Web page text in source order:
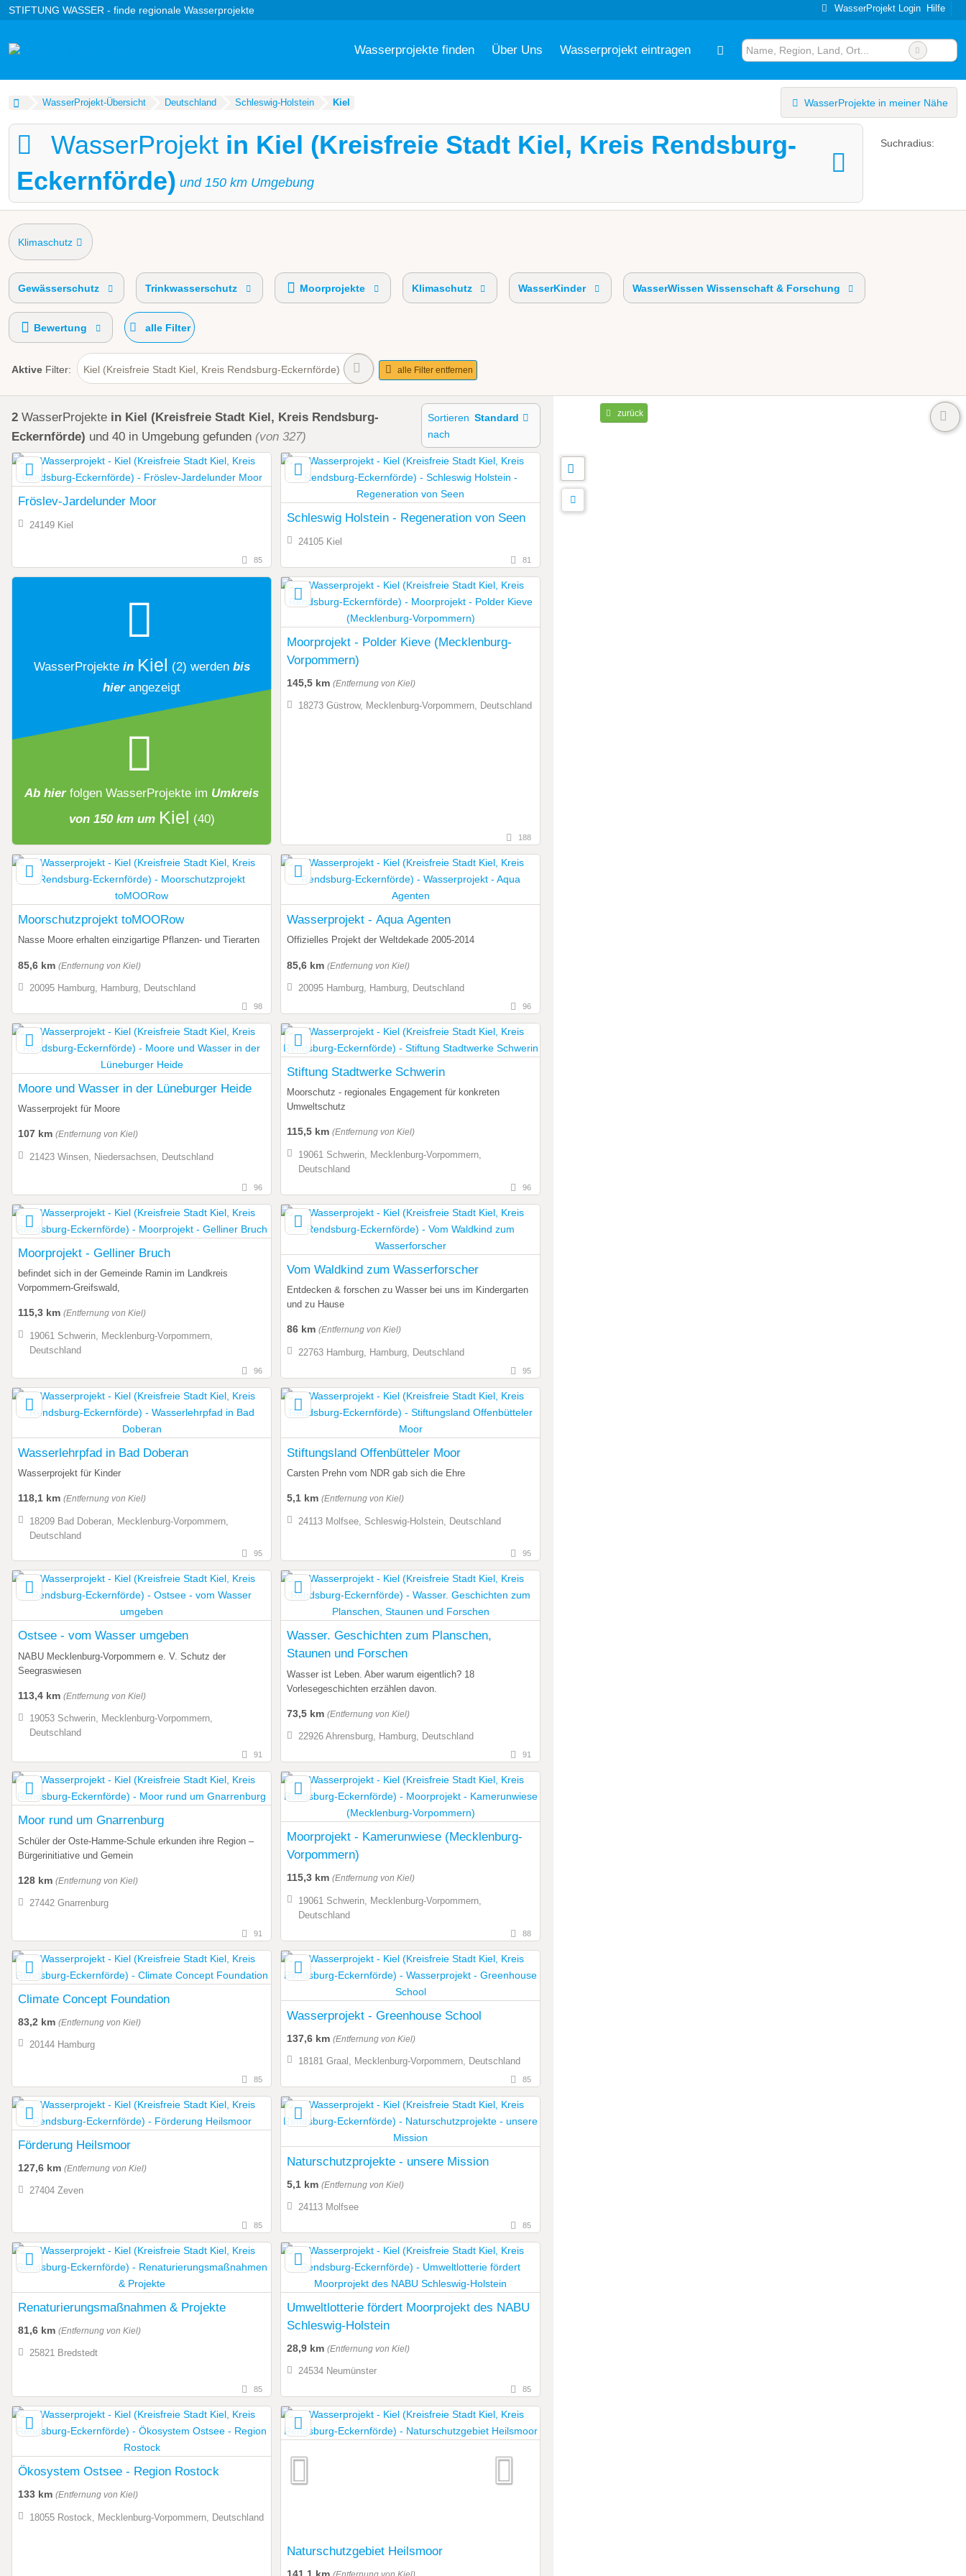
STIFTUNG WASSER - finde regionale Wasserprojekte WasserProjekt Login Hilfe
Wasserprojekte finden Über Uns Wasserprojekt eintragen
WasserProjekt-Übersicht Deutschland Schleswig-Holstein Kiel WasserProjekte in meiner Nähe
WasserProjekt in Kiel (Kreisfreie Stadt Kiel, Kreis Rendsburg-
Eckernförde) und 150 km Umgebung
Suchradius:
Klimaschutz
Gewässerschutz Trinkwasserschutz Moorprojekte Klimaschutz WasserKinder WasserWissen Wissenschaft & Forschung
Bewertung alle Filter
Aktive Filter: Kiel (Kreisfreie Stadt Kiel, Kreis Rendsburg-Eckernförde) alle Filter entfernen
2 WasserProjekte in Kiel (Kreisfreie Stadt Kiel, Kreis Rendsburg-
Eckernförde) und 40 in Umgebung gefunden (von 327)
Sortieren
nach
Standard
Fröslev-Jardelunder Moor
24149 Kiel
85
Schleswig Holstein - Regeneration von Seen
24105 Kiel
81
WasserProjekte in Kiel (2) werden bis
hierangezeigt
Ab hier folgen WasserProjekte im Umkreis
von 150 km um Kiel (40)
Moorprojekt - Polder Kieve (Mecklenburg-
Vorpommern)
145,5 km (Entfernung von Kiel)
18273 Güstrow, Mecklenburg-Vorpommern, Deutschland
188
Moorschutzprojekt toMOORow
Nasse Moore erhalten einzigartige Pflanzen- und Tierarten
85,6 km (Entfernung von Kiel)
20095 Hamburg, Hamburg, Deutschland
98
Wasserprojekt - Aqua Agenten
Offizielles Projekt der Weltdekade 2005-2014
85,6 km (Entfernung von Kiel)
20095 Hamburg, Hamburg, Deutschland
96
Moore und Wasser in der Lüneburger Heide
Wasserprojekt für Moore
107 km (Entfernung von Kiel)
21423 Winsen, Niedersachsen, Deutschland
96
Stiftung Stadtwerke Schwerin
Moorschutz - regionales Engagement für konkreten
Umweltschutz
115,5 km (Entfernung von Kiel)
19061 Schwerin, Mecklenburg-Vorpommern,
Deutschland
96
Moorprojekt - Gelliner Bruch
befindet sich in der Gemeinde Ramin im Landkreis
Vorpommern-Greifswald,
115,3 km (Entfernung von Kiel)
19061 Schwerin, Mecklenburg-Vorpommern,
Deutschland
96
Vom Waldkind zum Wasserforscher
Entdecken & forschen zu Wasser bei uns im Kindergarten
und zu Hause
86 km (Entfernung von Kiel)
22763 Hamburg, Hamburg, Deutschland
95
Wasserlehrpfad in Bad Doberan
Wasserprojekt für Kinder
118,1 km (Entfernung von Kiel)
18209 Bad Doberan, Mecklenburg-Vorpommern,
Deutschland
95
Stiftungsland Offenbütteler Moor
Carsten Prehn vom NDR gab sich die Ehre
5,1 km (Entfernung von Kiel)
24113 Molfsee, Schleswig-Holstein, Deutschland
95
Ostsee - vom Wasser umgeben
NABU Mecklenburg-Vorpommern e. V. Schutz der
Seegraswiesen
113,4 km (Entfernung von Kiel)
19053 Schwerin, Mecklenburg-Vorpommern,
Deutschland
91
Wasser. Geschichten zum Planschen,
Staunen und Forschen
Wasser ist Leben. Aber warum eigentlich? 18
Vorlesegeschichten erzählen davon.
73,5 km (Entfernung von Kiel)
22926 Ahrensburg, Hamburg, Deutschland
91
Moor rund um Gnarrenburg
Schüler der Oste-Hamme-Schule erkunden ihre Region –
Bürgerinitiative und Gemein
128 km (Entfernung von Kiel)
27442 Gnarrenburg
91
Moorprojekt - Kamerunwiese (Mecklenburg-
Vorpommern)
115,3 km (Entfernung von Kiel)
19061 Schwerin, Mecklenburg-Vorpommern,
Deutschland
88
Climate Concept Foundation
83,2 km (Entfernung von Kiel)
20144 Hamburg
85
Wasserprojekt - Greenhouse School
137,6 km (Entfernung von Kiel)
18181 Graal, Mecklenburg-Vorpommern, Deutschland
85
Förderung Heilsmoor
127,6 km (Entfernung von Kiel)
27404 Zeven
85
Naturschutzprojekte - unsere Mission
5,1 km (Entfernung von Kiel)
24113 Molfsee
85
Renaturierungsmaßnahmen & Projekte
81,6 km (Entfernung von Kiel)
25821 Bredstedt
85
Umweltlotterie fördert Moorprojekt des NABU
Schleswig-Holstein
28,9 km (Entfernung von Kiel)
24534 Neumünster
85
Ökosystem Ostsee - Region Rostock
133 km (Entfernung von Kiel)
18055 Rostock, Mecklenburg-Vorpommern, Deutschland
Naturschutzgebiet Heilsmoor
zurück